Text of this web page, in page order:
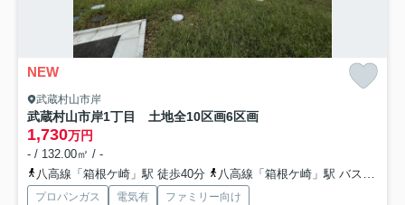
NEW
武蔵村山市岸
武蔵村山市岸1丁目 土地全10区画6区画
1,730万円
- / 132.00㎡ / -
八高線「箱根ケ崎」駅 徒歩40分
八高線「箱根ケ崎」駅 バス7分 「三ツ木地区会館」 停歩3分
プロパンガス 電気有 ファミリー向け